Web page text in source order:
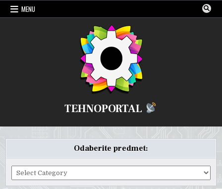
Skip
MENU
TEHNOPORTAL
Odaberite predmet:
Odaberite
predmet: